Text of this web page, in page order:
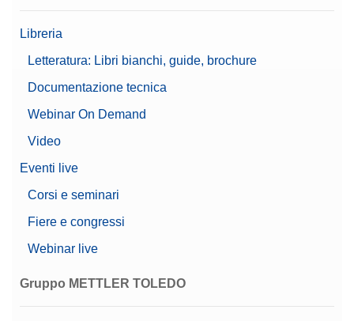
Libreria
Letteratura: Libri bianchi, guide, brochure
Documentazione tecnica
Webinar On Demand
Video
Eventi live
Corsi e seminari
Fiere e congressi
Webinar live
Gruppo METTLER TOLEDO